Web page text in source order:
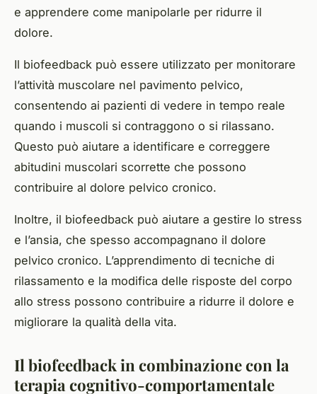
e apprendere come manipolarle per ridurre il
dolore.
Il biofeedback può essere utilizzato per monitorare
l’attività muscolare nel pavimento pelvico,
consentendo ai pazienti di vedere in tempo reale
quando i muscoli si contraggono o si rilassano.
Questo può aiutare a identificare e correggere
abitudini muscolari scorrette che possono
contribuire al dolore pelvico cronico.
Inoltre, il biofeedback può aiutare a gestire lo stress
e l’ansia, che spesso accompagnano il dolore
pelvico cronico. L’apprendimento di tecniche di
rilassamento e la modifica delle risposte del corpo
allo stress possono contribuire a ridurre il dolore e
migliorare la qualità della vita.
Il biofeedback in combinazione con la
terapia cognitivo-comportamentale